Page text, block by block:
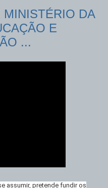
DA
E
...
assumir, pretende fundir os